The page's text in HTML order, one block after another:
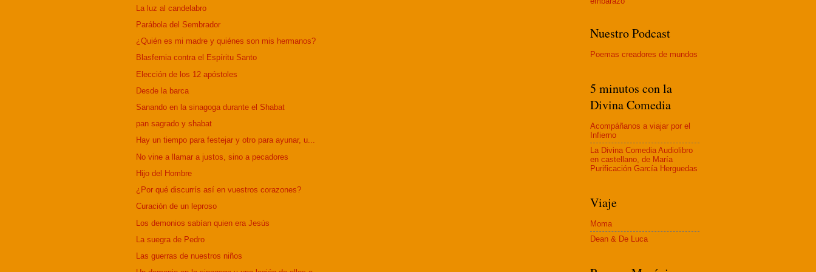
La luz al candelabro
Parábola del Sembrador
¿Quién es mi madre y quiénes son mis hermanos?
Blasfemia contra el Espíritu Santo
Elección de los 12 apóstoles
Desde la barca
Sanando en la sinagoga durante el Shabat
pan sagrado y shabat
Hay un tiempo para festejar y otro para ayunar, u...
No vine a llamar a justos, sino a pecadores
Hijo del Hombre
¿Por qué discurrís así en vuestros corazones?
Curación de un leproso
Los demonios sabían quien era Jesús
La suegra de Pedro
Las guerras de nuestros niños
Nuestro Podcast
Poemas creadores de mundos
5 minutos con la
Divina Comedia
Acompáñanos a viajar por el
Infierno
La Divina Comedia Audiolibro
en castellano, de María
Purificación García Herguedas
Viaje
Moma
Dean & De Luca